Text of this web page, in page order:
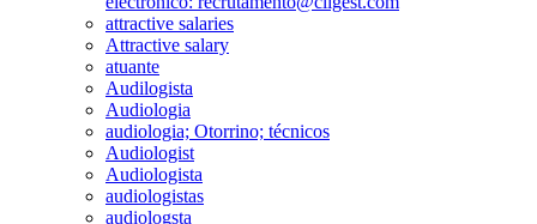
attractive salaries
Attractive salary
atuante
Audilogista
Audiologia
audiologia; Otorrino; técnicos
Audiologist
Audiologista
audiologistas
audiologsta